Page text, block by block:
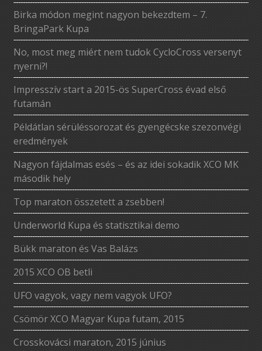
Birka módon megint nagyon bekezdtem – 7.
BringaPark Kupa
No, most meg miért nem tudok CycloCross versenyt
nyerni?!
Impresszív start a 2015-ös SuperCross évad első
futamán
Példátlan sérüléssorozat és gyengécske szezonvégi
eredmények
Nagyon fájdalmas esés – és az idei sokadik XCO MK
második hely
Top maraton összetett a zsebben!
Underworld Kupa és statisztikai demo
Bükk maraton és Vas Balázs
2015 XCO OB betli
UFO vagyok, vagy nem vagyok UFO?
Csömör XCO Magyar Kupa futam, 2015
Crosskovácsi maraton, 2015 június